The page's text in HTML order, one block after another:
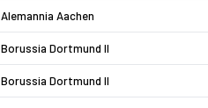
Alemannia Aachen
Borussia Dortmund II
Borussia Dortmund II